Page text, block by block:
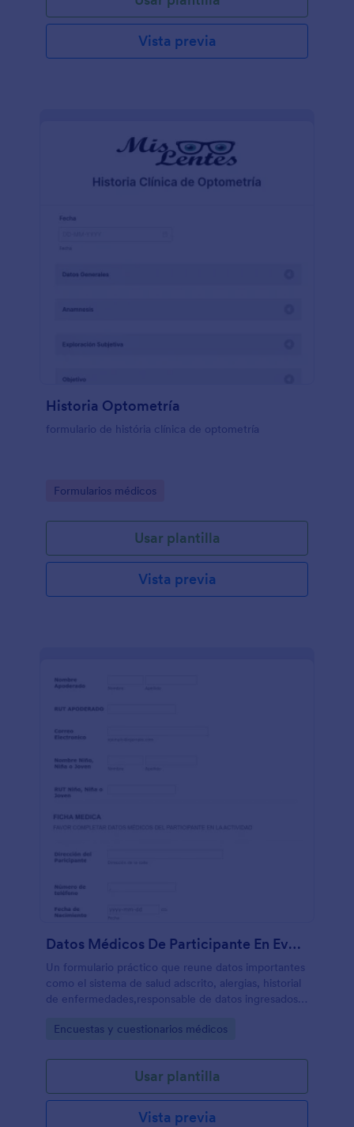
Vista previa
Historia Optometría
formulario de história clínica de optometría
Go to Category:
Formularios médicos
Usar plantilla
Vista previa
Datos Médicos De Participante En Evento
Un formulario práctico que reune datos importantes
como el sistema de salud adscrito, alergias, historial
de enfermedades,responsable de datos ingresados y
aseguradoras.
Go to Category:
Encuestas y cuestionarios médicos
Usar plantilla
Vista previa